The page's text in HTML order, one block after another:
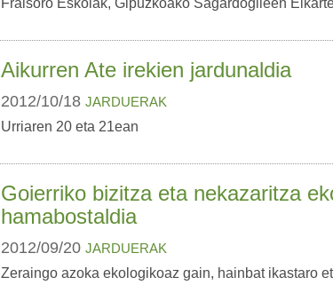
Fraisoro Eskolak, Gipuzkoako Sagardogileen
Aikurren Ate irekien jardunaldia
2012/10/18 JARDUERAK
Urriaren 20 eta 21ean
Goierriko bizitza eta nekazaritza
hamabostaldia
2012/09/20 JARDUERAK
Zeraingo azoka ekologikoaz gain, hainbat ikastaro